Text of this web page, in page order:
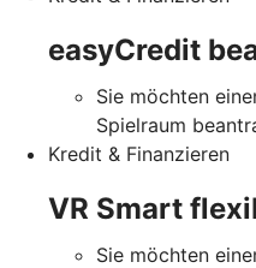
easyCredit
Sie möchten
Spielraum
Kredit & Finanzieren
VR Smart
Sie möchten